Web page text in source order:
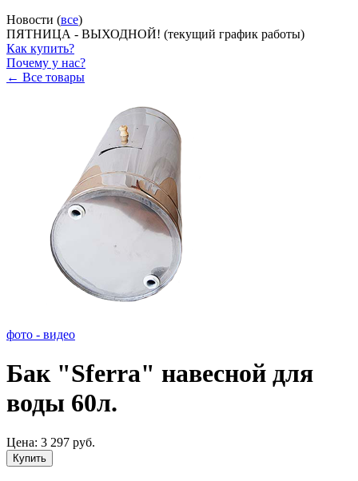
Новости (все)
ПЯТНИЦА - ВЫХОДНОЙ! (текущий график работы)
Как купить?
Почему у нас?
← Все товары
фото - видео
Бак "Sferra" навесной для
воды 60л.
Цена: 3 297 руб.
Купить